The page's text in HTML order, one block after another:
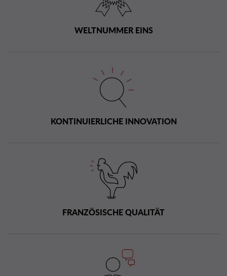
WELTNUMMER EINS
KONTINUIERLICHE INNOVATION
FRANZÖSISCHE QUALITÄT